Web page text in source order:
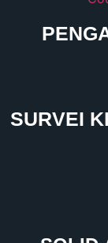
SURVEI